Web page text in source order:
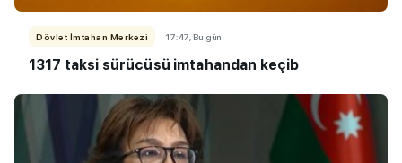
Dövlət İmtahan Mərkəzi 17:47, Bu gün
1317 taksi sürücüsü imtahandan keçib